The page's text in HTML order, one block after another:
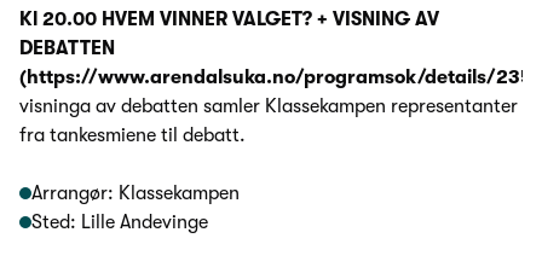
Kl 20.00 HVEM VINNER VALGET? + VISNING AV
DEBATTEN
(https://www.arendalsuka.no/programsok/details/
visninga av debatten samler Klassekampen representanter
fra tankesmiene til debatt.
Arrangør: Klassekampen
Sted: Lille Andevinge